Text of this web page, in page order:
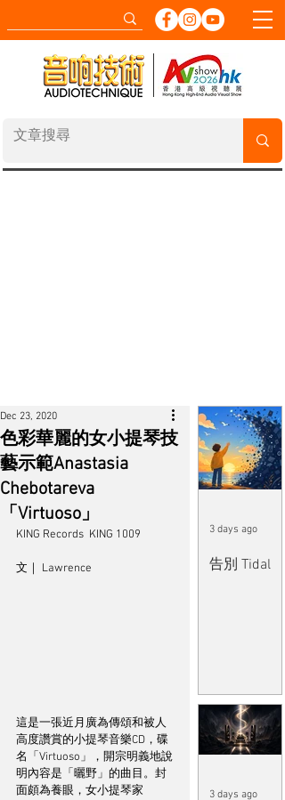
色彩華麗的女小提琴技
藝示範Anastasia
Chebotareva
「Virtuoso」
Dec 23, 2020
KING Records  KING 1009
文｜ Lawrence
這是一張近月廣為傳頌和被人
高度讚賞的小提琴音樂CD，碟
名「Virtuoso」，開宗明義地說
明內容是「曬野」的曲目。封
面頗為養眼，女小提琴家
告別 Tidal
3 days ago
3 days ago